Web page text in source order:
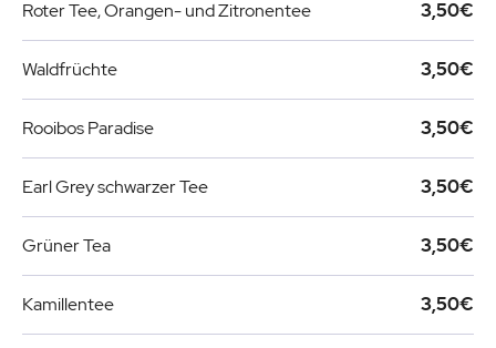
Roter Tee, Orangen- und Zitronentee 3,50€
Waldfrüchte 3,50€
Rooibos Paradise 3,50€
Earl Grey schwarzer Tee 3,50€
Grüner Tea 3,50€
Kamillentee 3,50€